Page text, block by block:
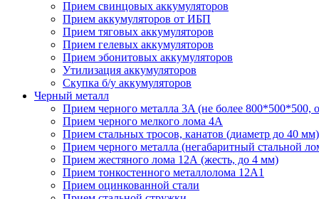
Прием свинцовых аккумуляторов
Прием аккумуляторов от ИБП
Прием тяговых аккумуляторов
Прием гелевых аккумуляторов
Прием эбонитовых аккумуляторов
Утилизация аккумуляторов
Скупка б/у аккумуляторов
Черный металл
Прием черного металла 3A (не более 800*500*500,
Прием черного мелкого лома 4А
Прием стальных тросов, канатов (диаметр до 40 мм)
Прием черного металла (негабаритный стальной
Прием жестяного лома 12А (жесть, до 4 мм)
Прием тонкостенного металлолома 12А1
Прием оцинкованной стали